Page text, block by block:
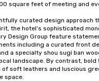
square feet of meeting and
curated design approach
the hotel’s sophisticated
Design Group feature
including a curated front
a specialty shou sugi ban
landscape. By contrast, bold
of soft leathers and luscious
space.